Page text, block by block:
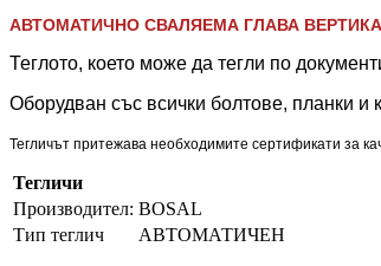
АВТОМАТИЧНО СВАЛЯЕМА ГЛАВА
Теглото, което може да тегли по
Оборудван със всички болтове, планки и
Тегличът притежава необходимите сертификати за
Тегличи
Производител: BOSAL
Тип теглич
АВТОМАТИЧЕН